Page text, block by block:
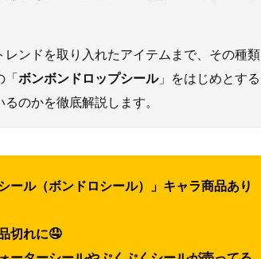
ンドを取り入れたアイテムまで、その種類
「ボンボンドロップシール」をはじめとする
のかを徹底解説します。
ール（ボンドロシール）」キャラ商品あり
切れに🤤